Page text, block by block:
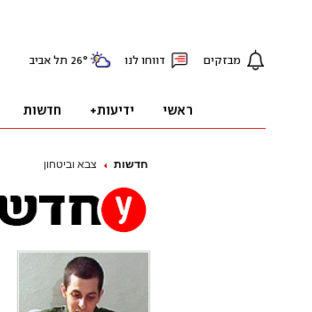
חדשות צבא וביטחון